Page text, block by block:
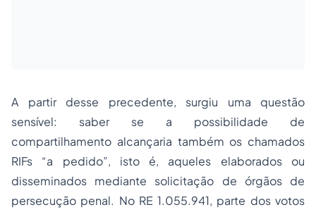
A partir desse precedente, surgiu uma questão
sensível: saber se a possibilidade de
compartilhamento alcançaria também os chamados
RIFs “a pedido”, isto é, aqueles elaborados ou
disseminados mediante solicitação de órgãos de
persecução penal. No RE 1.055.941, parte dos votos